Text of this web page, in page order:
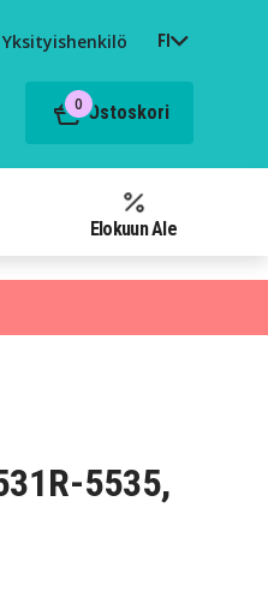
Yksityishenkilö FI
0 Ostoskori
Elokuun Ale
5535,